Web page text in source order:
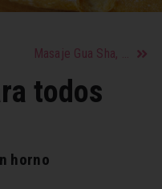
Masaje Gua Sha, la rutina que tu piel necesita
todos
horno